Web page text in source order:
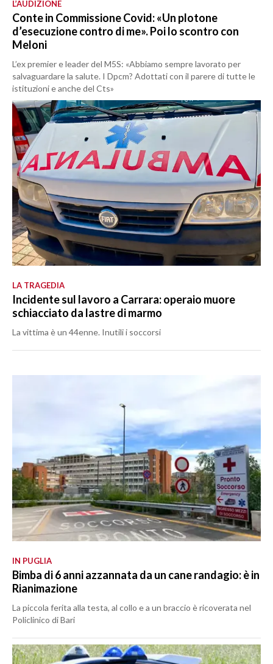
L’AUDIZIONE
Conte in Commissione Covid: «Un plotone
d’esecuzione contro di me». Poi lo scontro con
Meloni
L’ex premier e leader del M5S: «Abbiamo sempre lavorato per
salvaguardare la salute. I Dpcm? Adottati con il parere di tutte le
istituzioni e anche del Cts»
LA TRAGEDIA
Incidente sul lavoro a Carrara: operaio muore
schiacciato da lastre di marmo
La vittima è un 44enne. Inutili i soccorsi
IN PUGLIA
Bimba di 6 anni azzannata da un cane randagio: è in
Rianimazione
La piccola ferita alla testa, al collo e a un braccio è ricoverata nel
Policlinico di Bari